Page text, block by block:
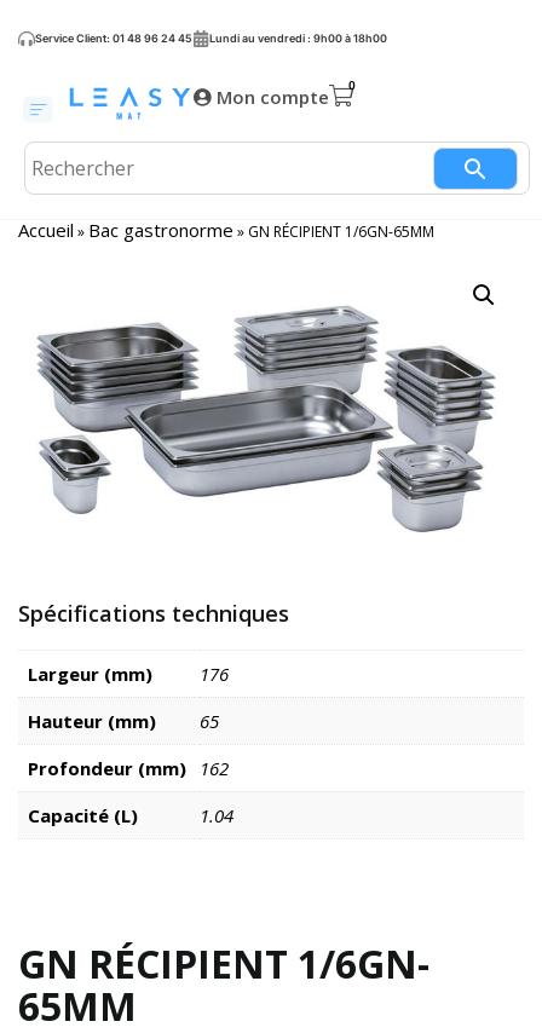
Service Client: 01 48 96 24 45 Lundi au vendredi : 9h00 à 18h00
Mon compte
Accueil » Bac gastronorme » GN RÉCIPIENT 1/6GN-65MM
Spécifications techniques
Largeur (mm)
176
Hauteur (mm)
65
Profondeur (mm)
162
Capacité (L)
1.04
GN RÉCIPIENT 1/6GN-
65MM